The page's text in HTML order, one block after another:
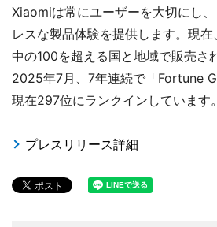
Xiaomiは常にユーザーを大切にし
レスな製品体験を提供します。現
中の100を超える国と地域で販売さ
2025年7月、7年連続で「Fortune
現在297位にランクインしています。
プレスリリース詳細